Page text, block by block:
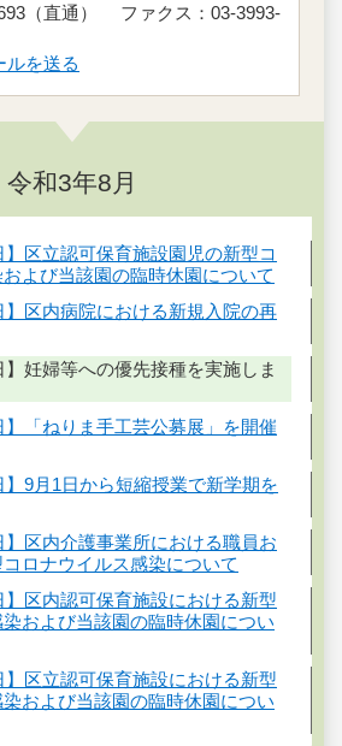
（直通） ファクス：03-3993-
ルを送る
令和3年8月
】区立認可保育施設園児の新型コ
よび当該園の臨時休園について
】区内病院における新規入院の再
】妊婦等への優先接種を実施しま
】「ねりま手工芸公募展」を開催
】9月1日から短縮授業で新学期を
】区内介護事業所における職員お
ロナウイルス感染について
】区内認可保育施設における新型
および当該園の臨時休園につい
】区立認可保育施設における新型
および当該園の臨時休園につい